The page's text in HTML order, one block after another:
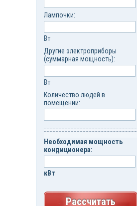
Лампочки:
Вт
Другие электроприборы
(суммарная мощность):
Вт
Количество людей в
помещении:
Необходимая мощность
кондиционера:
кВт
Рассчитать